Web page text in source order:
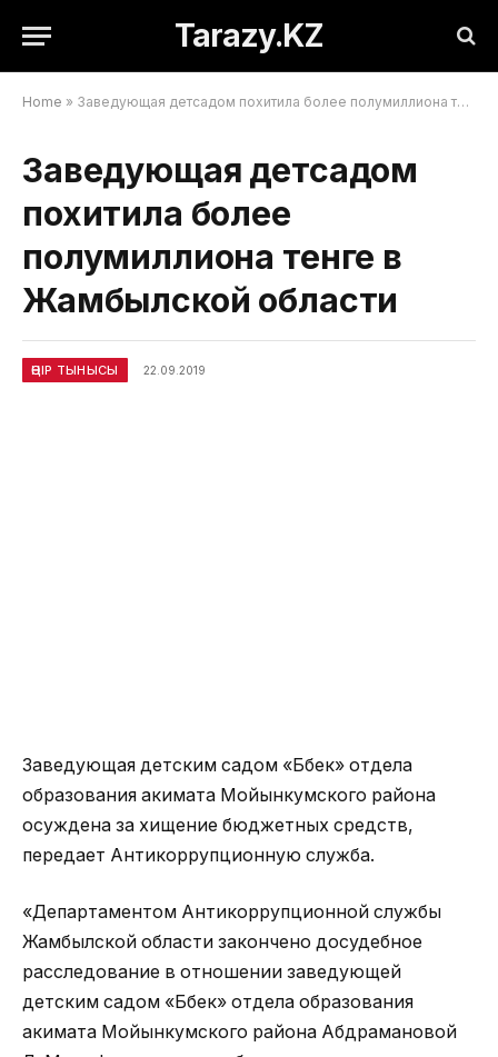
Tarazy.KZ
Home » Заведующая детсадом похитила более полумиллиона тенге в Жамбылской области
Заведующая детсадом
похитила более
полумиллиона тенге в
Жамбылской области
ӨҢІР ТЫНЫСЫ 22.09.2019
Заведующая детским садом «Бөбек» отдела
образования акимата Мойынкумского района
осуждена за хищение бюджетных средств,
передает Антикоррупционную служба.
«Департаментом Антикоррупционной службы
Жамбылской области закончено досудебное
расследование в отношении заведующей
детским садом «Бөбек» отдела образования
акимата Мойынкумского района Абдрамановой